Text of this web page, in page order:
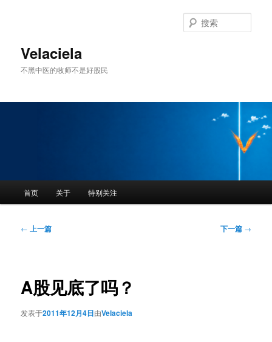
Velaciela
不黑中医的牧师不是好股民
索
首页 关于 特别关注
文
← 上一篇 下一篇 →
A股见底了吗？
发表于2011年12月4日由Velaciela